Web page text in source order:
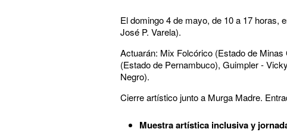
El domingo 4 de mayo, de 10 a 17 horas,
José P. Varela).
Actuarán: Mix Folcórico (Estado de
(Estado de Pernambuco), Guimpler -
Negro).
Cierre artístico junto a Murga Madre.
Muestra artística inclusiva y